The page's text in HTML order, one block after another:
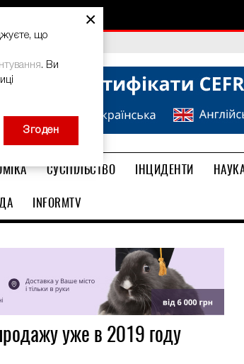
СУСПІЛЬСТВО ІНЦИДЕНТИ
INFORMTV
уже в 2019 году
×
що
. Ви
Згоден